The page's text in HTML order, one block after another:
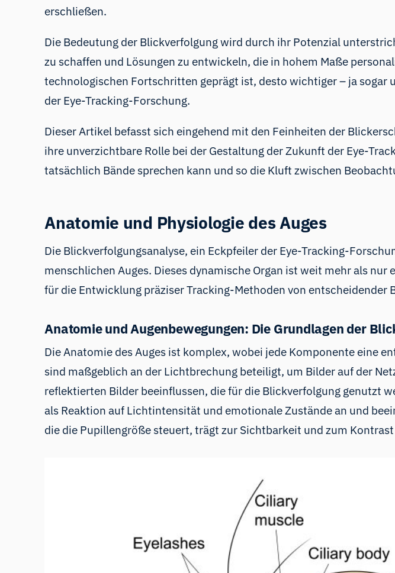
erschließen.
Die Bedeutung der Blickverfolgung wird durch ihr Potenzial
zu schaffen und Lösungen zu entwickeln, die in hohem Maße
technologischen Fortschritten geprägt ist, desto wichtiger – ja
der Eye-Tracking-Forschung.
Dieser Artikel befasst sich eingehend mit den Feinheiten der
ihre unverzichtbare Rolle bei der Gestaltung der Zukunft der Eye-
tatsächlich Bände sprechen kann und so die Kluft zwischen
Anatomie und Physiologie des Auges
Die Blickverfolgungsanalyse, ein Eckpfeiler der Eye-Tracking-
menschlichen Auges. Dieses dynamische Organ ist weit mehr als
für die Entwicklung präziser Tracking-Methoden von entscheidender
Anatomie und Augenbewegungen: Die Grundlagen der
Die Anatomie des Auges ist komplex, wobei jede Komponente eine
sind maßgeblich an der Lichtbrechung beteiligt, um Bilder auf der
reflektierten Bilder beeinflussen, die für die Blickverfolgung genutzt
als Reaktion auf Lichtintensität und emotionale Zustände an und
die die Pupillengröße steuert, trägt zur Sichtbarkeit und zum